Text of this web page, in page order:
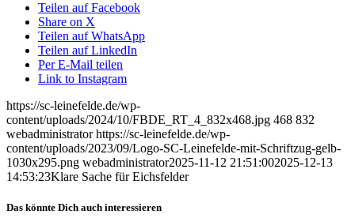
Teilen auf Facebook
Share on X
Teilen auf WhatsApp
Teilen auf LinkedIn
Per E-Mail teilen
Link to Instagram
https://sc-leinefelde.de/wp-
content/uploads/2024/10/FBDE_RT_4_832x468.jpg 468 832
webadministrator https://sc-leinefelde.de/wp-
content/uploads/2023/09/Logo-SC-Leinefelde-mit-Schriftzug-gelb-
1030x295.png webadministrator2025-11-12 21:51:002025-12-13
14:53:23Klare Sache für Eichsfelder
Das könnte Dich auch interessieren